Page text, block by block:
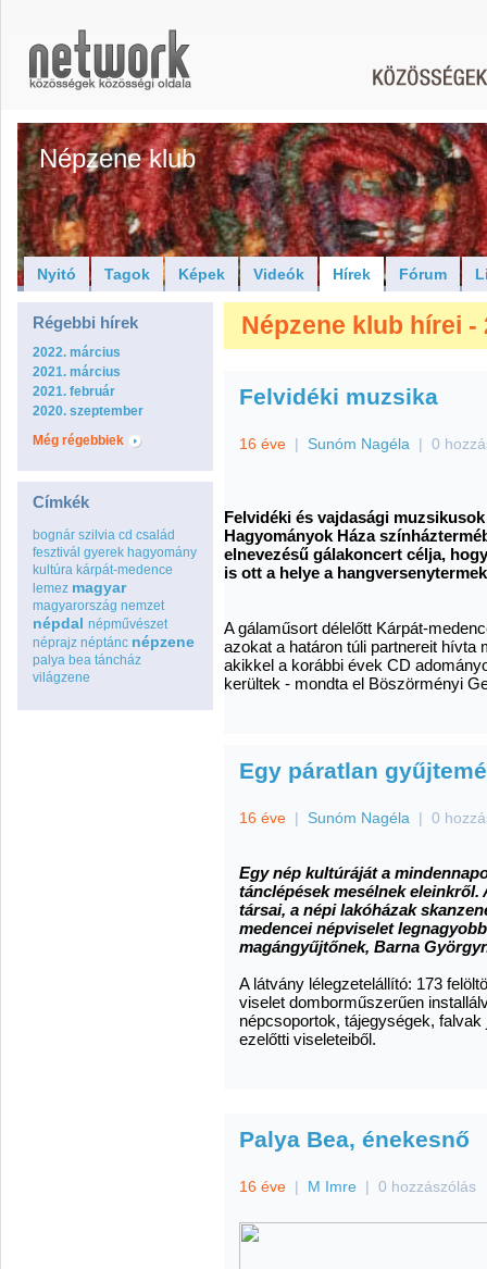
Népzene klub
Nyitó Tagok Képek Videók Hírek Fórum
Régebbi hírek
2022. március
2021. március
2021. február
2020. szeptember
Még régebbiek
Címkék
bognár szilvia cd család
fesztivál gyerek hagyomány
kultúra kárpát-medence
lemez magyar
magyarország nemzet
népdal népművészet
néprajz néptánc népzene
palya bea táncház
világzene
Népzene klub hírei -
Felvidéki muzsika
16 éve | Sunóm Nagéla | 0
Felvidéki és vajdasági
Hagyományok Háza
elnevezésű gálakoncert célja,
is ott a helye a
A gálaműsort délelőtt Kárpát-
azokat a határon túli partnereit
akikkel a korábbi évek CD
kerültek - mondta el Böszörményi
Egy páratlan
16 éve | Sunóm Nagéla | 0
Egy nép kultúráját a
tánclépések mesélnek eleinkről.
társai, a népi lakóházak
medencei népviselet
magángyűjtőnek, Barna
A látvány lélegzetelállító: 173
viselet domborműszerűen
népcsoportok, tájegységek,
ezelőtti viseleteiből.
Palya Bea, énekesnő
16 éve | M Imre | 0 hozzászólás